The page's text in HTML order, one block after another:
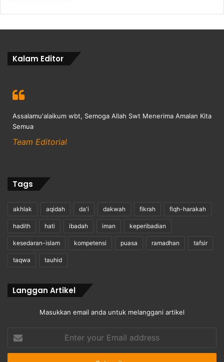
Kalam Editor
Assalamu'alaikum wbt, Semoga Allah Swt Menerima Amalan Kita
Semua
Team Editorial
Tags
akhlak aqidah da'i dakwah fikrah fiqh-harakah
hadith hati ibadah iman keperibadian
kesedaran-islam kompetensi puasa ramadhan tafsir
taqwa tauhid
Langgan Artikel
Masukkan email anda untuk melanggani artikel
your
Email